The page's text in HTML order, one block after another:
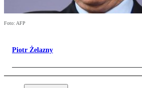
Foto: AFP
Piotr Żelazny